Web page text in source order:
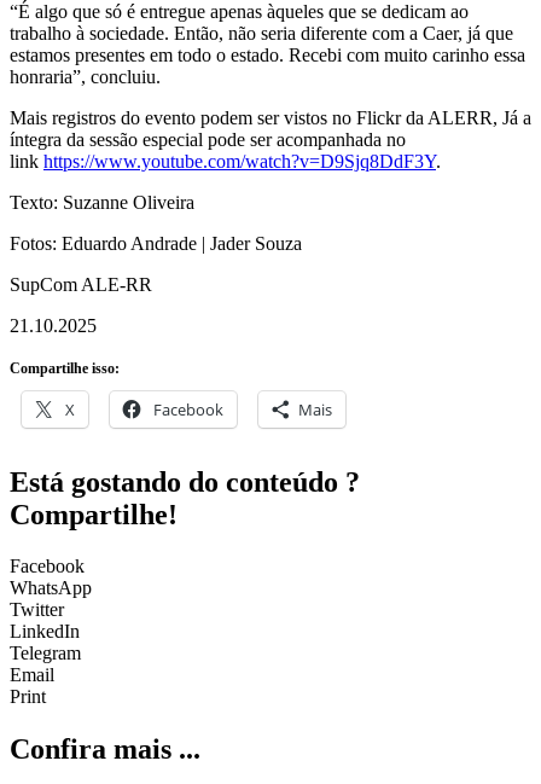
“É algo que só é entregue apenas àqueles que se dedicam ao
trabalho à sociedade. Então, não seria diferente com a Caer, já que
estamos presentes em todo o estado. Recebi com muito carinho essa
honraria”, concluiu.
Mais registros do evento podem ser vistos no Flickr da ALERR, Já a
íntegra da sessão especial pode ser acompanhada no
link https://www.youtube.com/watch?v=D9Sjq8DdF3Y.
Texto: Suzanne Oliveira
Fotos: Eduardo Andrade | Jader Souza
SupCom ALE-RR
21.10.2025
Compartilhe isso:
X Facebook Mais
Está gostando do conteúdo ?
Compartilhe!
Facebook
WhatsApp
Twitter
LinkedIn
Telegram
Email
Print
Confira mais ...